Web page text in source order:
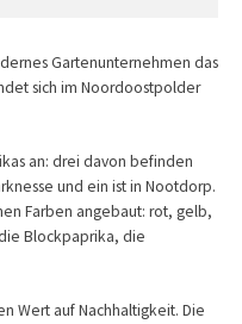
Gartenunternehmen das
sich im Noordoostpolder
an: drei davon befinden
und ein ist in Nootdorp.
Farben angebaut: rot, gelb,
Blockpaprika, die
Wert auf Nachhaltigkeit. Die